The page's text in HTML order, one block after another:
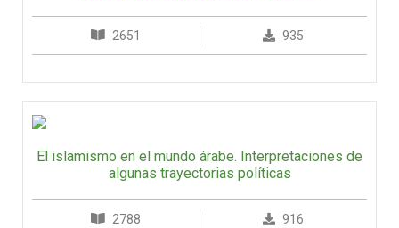
2651 935
El islamismo en el mundo árabe. Interpretaciones de
algunas trayectorias políticas
2788 916